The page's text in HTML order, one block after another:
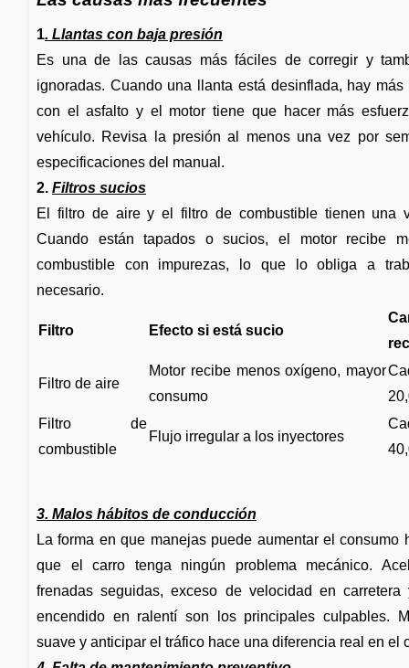
1. Llantas con baja presión
Es una de las causas más fáciles de corregir y
ignoradas. Cuando una llanta está desinflada, hay más
con el asfalto y el motor tiene que hacer más
vehículo. Revisa la presión al menos una vez por
especificaciones del manual.
2. Filtros sucios
El filtro de aire y el filtro de combustible tienen una
Cuando están tapados o sucios, el motor recibe
combustible con impurezas, lo que lo obliga a
necesario.
Filtro Efecto si está sucio
Filtro de aire
Motor recibe menos oxígeno, mayor
consumo
Filtro de
combustible
Flujo irregular a los inyectores
3. Malos hábitos de conducción
La forma en que manejas puede aumentar el consumo
que el carro tenga ningún problema mecánico.
frenadas seguidas, exceso de velocidad en
encendido en ralentí son los principales culpables.
suave y anticipar el tráfico hace una diferencia real en el